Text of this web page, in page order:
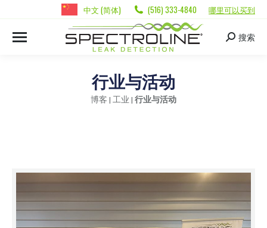
中文 (简体) (516) 333-4840 哪里可以买到
搜索
行业与活动
博客 | 工业 | 行业与活动